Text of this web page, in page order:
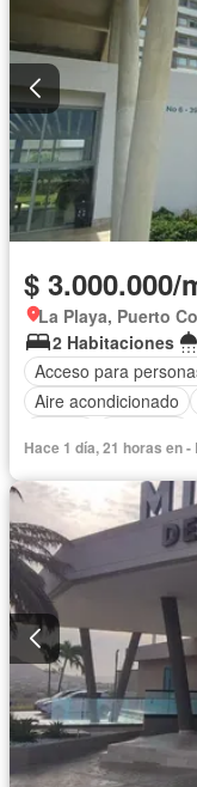
$ 3.000.000/
La Playa, Puerto
2 Habitaciones
Acceso para
Aire acondicionado
Gas natural
Vigilante
Sauna
Vista panorámica
Hace 1 día, 21 horas en -